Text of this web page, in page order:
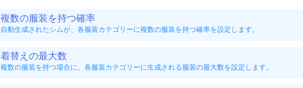
複数の服装を持つ確率
自動生成されたシムが、各服装カテゴリーに複数の服装を持つ確率を設定します。
着替えの最大数
複数の服装を持つ場合に、各服装カテゴリーに生成される服装の最大数を設定します。